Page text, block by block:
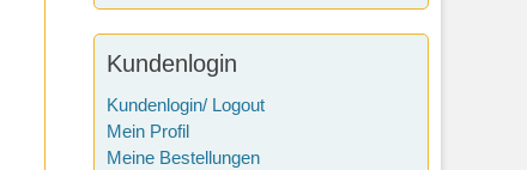
Kundenlogin
Kundenlogin/ Logout
Mein Profil
Meine Bestellungen